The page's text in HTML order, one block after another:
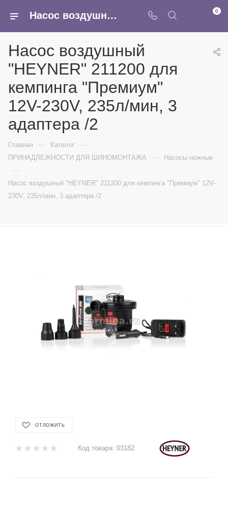
Насос воздушный "HEYNER" 211200 для кемпинга "Премиум" 12V-230V, 235л/мин, 3 адаптера /2 - купить в интернет-магазине Армина 0
Насос воздушный
"HEYNER" 211200 для
кемпинга "Премиум"
12V-230V, 235л/мин, 3
адаптера /2
Главная — Каталог —
ПРИНАДЛЕЖНОСТИ ДЛЯ ШИНОМОНТАЖА — Насосы ножные
—
Насос воздушный "HEYNER" 211200 для кемпинга "Премиум" 12V-
230V, 235л/мин, 3 адаптера /2
ОТЛОЖИТЬ
Код товара: 03182